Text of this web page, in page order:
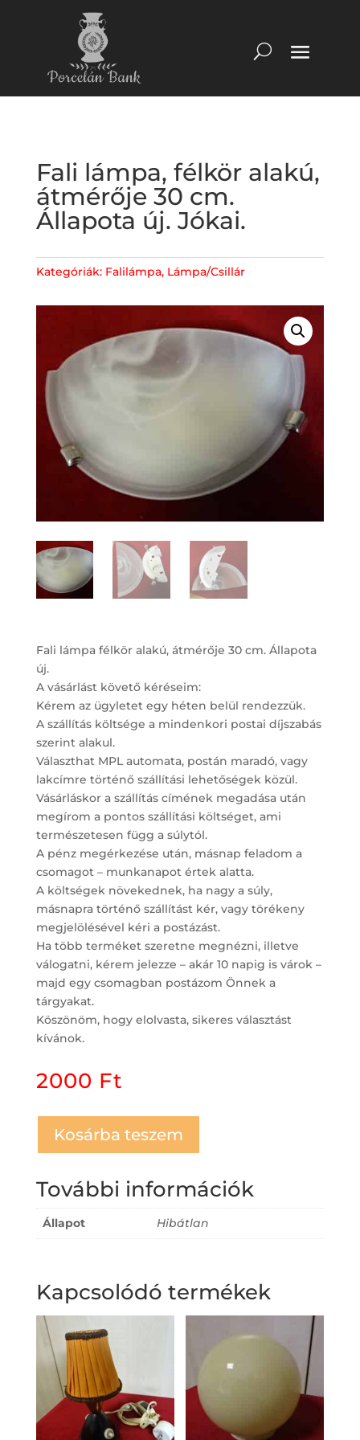
Fali lámpa, félkör alakú,
átmérője 30 cm.
Állapota új. Jókai.
Kategóriák: Falilámpa, Lámpa/Csillár
Fali lámpa félkör alakú, átmérője 30 cm. Állapota
új.
A vásárlást követő kéréseim:
Kérem az ügyletet egy héten belül rendezzük.
A szállítás költsége a mindenkori postai díjszabás
szerint alakul.
Választhat MPL automata, postán maradó, vagy
lakcímre történő szállítási lehetőségek közül.
Vásárláskor a szállítás címének megadása után
megírom a pontos szállítási költséget, ami
természetesen függ a súlytól.
A pénz megérkezése után, másnap feladom a
csomagot – munkanapot értek alatta.
A költségek növekednek, ha nagy a súly,
másnapra történő szállítást kér, vagy törékeny
megjelölésével kéri a postázást.
Ha több terméket szeretne megnézni, illetve
válogatni, kérem jelezze – akár 10 napig is várok –
majd egy csomagban postázom Önnek a
tárgyakat.
Köszönöm, hogy elolvasta, sikeres választást
kívánok.
2000 Ft
Kosárba teszem
További információk
Állapot Hibátlan
Kapcsolódó termékek